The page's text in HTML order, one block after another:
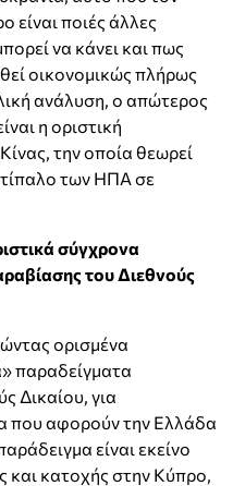
είναι ποιές άλλες
να κάνει και πως
οικονομικώς πλήρως
ανάλυση, ο απώτερος
η οριστική
την οποία θεωρεί
των ΗΠΑ σε
σύγχρονα
του Διεθνούς
ορισμένα
παραδείγματα
Δικαίου, για
που αφορούν την Ελλάδα
είναι εκείνο
και κατοχής στην Κύπρο,